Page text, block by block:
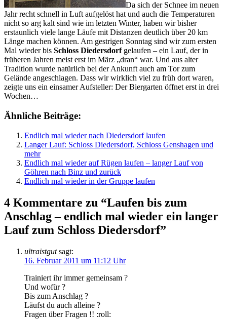
Da sich der Schnee im neuen
Jahr recht schnell in Luft aufgelöst hat und auch die Temperaturen
nicht so arg kalt sind wie im letzten Winter, haben wir bisher
erstaunlich viele lange Läufe mit Distanzen deutlich über 20 km
Länge machen können. Am gestrigen Sonntag sind wir zum ersten
Mal wieder bis Schloss Diedersdorfgelaufen – ein Lauf, der in
früheren Jahren meist erst im März „dran“ war. Und aus alter
Tradition wurde natürlich bei der Ankunft auch am Tor zum
Gelände angeschlagen. Dass wir wirklich viel zu früh dort waren,
zeigte uns ein einsamer Aufsteller: Der Biergarten öffnet erst in drei
Wochen…
Ähnliche Beiträge:
Endlich mal wieder nach Diedersdorf laufen
Langer Lauf: Schloss Diedersdorf, Schloss Genshagen und
mehr
Endlich mal wieder auf Rügen laufen – langer Lauf von
Göhren nach Binz und zurück
Endlich mal wieder in der Gruppe laufen
4 Kommentare zu “Laufen bis zum
Anschlag – endlich mal wieder ein langer
Lauf zum Schloss Diedersdorf”
ultraistgut sagt:
16. Februar 2011 um 11:12 Uhr
Trainiert ihr immer gemeinsam ?
Und wofür ?
Bis zum Anschlag ?
Läufst du auch alleine ?
Fragen über Fragen !! :roll: